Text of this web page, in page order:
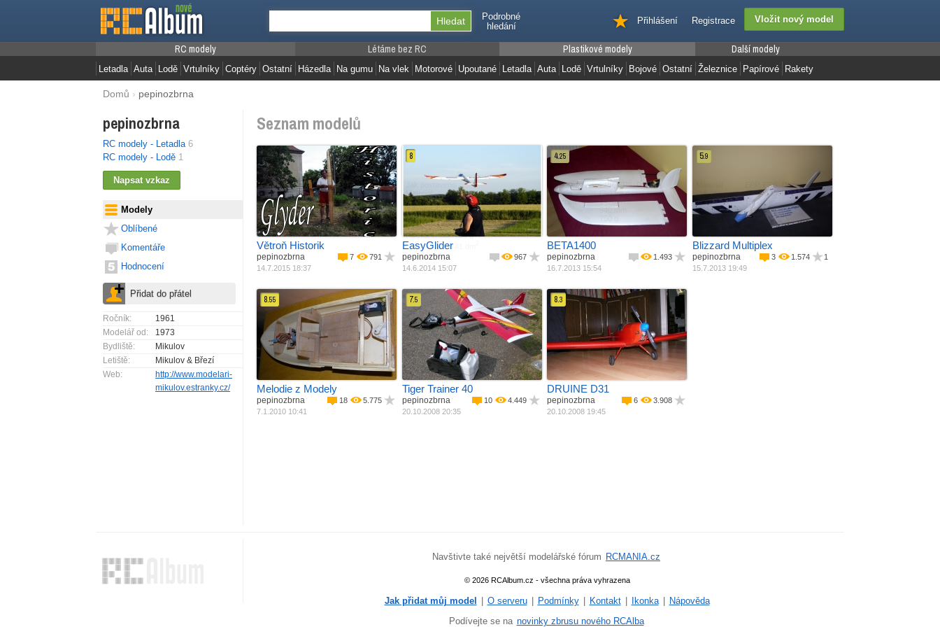
Podrobné
hledání
Registrace
Přihlášení
RC modely
Letadla Auta Lodě Vrtulníky Coptéry Ostatní
Létáme bez RC
Házedla Na gumu Na vlek Motorové Upoutané
Plastikové modely
Letadla Auta Lodě Vrtulníky Bojové Ostatní
Další modely
Železnice Papírové Rakety
Domů › pepinozbrna
pepinozbrna
RC modely - Letadla 6
RC modely - Lodě 1
Modely
Oblíbené
Komentáře
Hodnocení
Ročník:
1961
Modelář od:
1973
Bydliště:
Mikulov
Letiště:
Mikulov & Březí
Web:
http://www.modelari-
mikulov.estranky.cz/
Seznam modelů
Jak postaveno
Podle plánku
Materiál
Balza + potah
Větroň Historik
7 791
pepinozbrna
14.7.2015 18:37
Ze stavebnice
Materiál
EPP, EPS, Depron
Pohon
Elektro motor
Rozpětí
1800 mm
Délka
1130 mm
Váha
700 g
Plocha křídla
8
EasyGlider
967
pepinozbrna
14.6.2014 15:07
Materiál
EPP, EPS, Depron
Pohon
Elektro motor
Rozpětí
1420 mm
Délka
940 mm
Váha
750 g
Plocha křídla
2
4.25
BETA1400
1.493
pepinozbrna
16.7.2013 15:54
EPP, EPS, Depron
Pohon
Elektro motor
Rozpětí
1380 mm
Délka
910 mm
897 g
19.4 dm2
5.9
Blizzard Multiplex
3 1.574 1
pepinozbrna
15.7.2013 19:49
Materiál
Jiný materiál
Pohon
Elektromotor
8.55
Melodie z Modely
18 5.775
pepinozbrna
7.1.2010 10:41
Materiál
Balza + potah
Pohon
Spalovací ­ motor
Rozpětí
1550 mm
Délka
1274 mm
Váha
2800 g
Plocha křídla
44 dm2
7.5
Tiger Trainer 40
10 4.449
pepinozbrna
20.10.2008 20:35
Balza + potah
Pohon
Spalovací ­ motor
Rozpětí
1500 mm
Délka
1200 mm
Váha
4200 g
8.3
DRUINE D31
6 3.908
pepinozbrna
20.10.2008 19:45
Navštivte také největší modelářské fórum RCMANIA.cz
© 2026 RCAlbum.cz - všechna práva vyhrazena
Jak přidat můj model O serveru Podmínky Kontakt Ikonka
Nápověda
Podívejte se na novinky zbrusu nového RCAlba